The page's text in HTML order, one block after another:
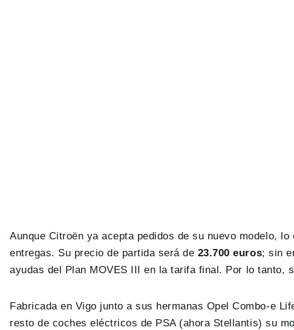
Aunque Citroën ya acepta pedidos de su nuevo modelo,
entregas. Su precio de partida será de 23.700 euros; sin
ayudas del Plan MOVES III en la tarifa final. Por lo tanto,
Fabricada en Vigo junto a sus hermanas Opel Combo-e
resto de coches eléctricos de PSA (ahora Stellantis) su